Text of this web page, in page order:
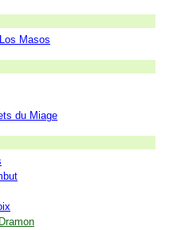
Masos
du Miage